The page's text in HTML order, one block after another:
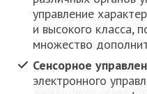
управление
и высокого класса,
множество
Сенсорное
электронного